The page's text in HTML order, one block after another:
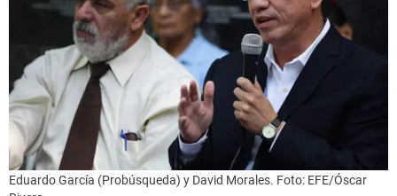
Eduardo García (Probúsqueda) y David Morales. Foto: EFE/Óscar